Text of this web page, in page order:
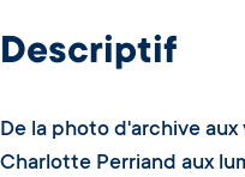
Descriptif
De la photo d'archive
Charlotte Perriand aux